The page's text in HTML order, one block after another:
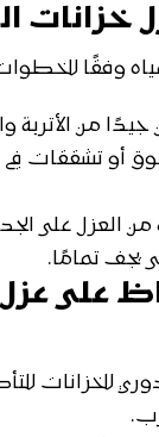
وفقًا للخطوات
جيدًا من الأتربة
أو تشققات في
العزل على
يجف تمامًا.
على
للخزانات